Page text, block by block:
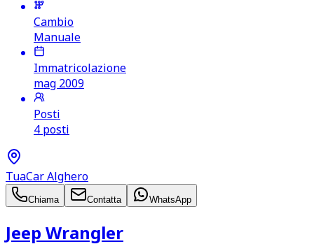
Cambio
Manuale
Immatricolazione
mag 2009
Posti
4 posti
TuaCar Alghero
Chiama Contatta WhatsApp
Jeep Wrangler